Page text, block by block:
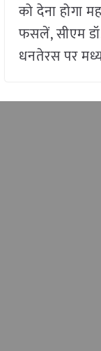
को देना होगा
फसलें, सीएम
धनतेरस पर